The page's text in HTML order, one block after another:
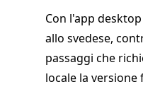
Con l'app
allo svedese,
passaggi che
locale la versione